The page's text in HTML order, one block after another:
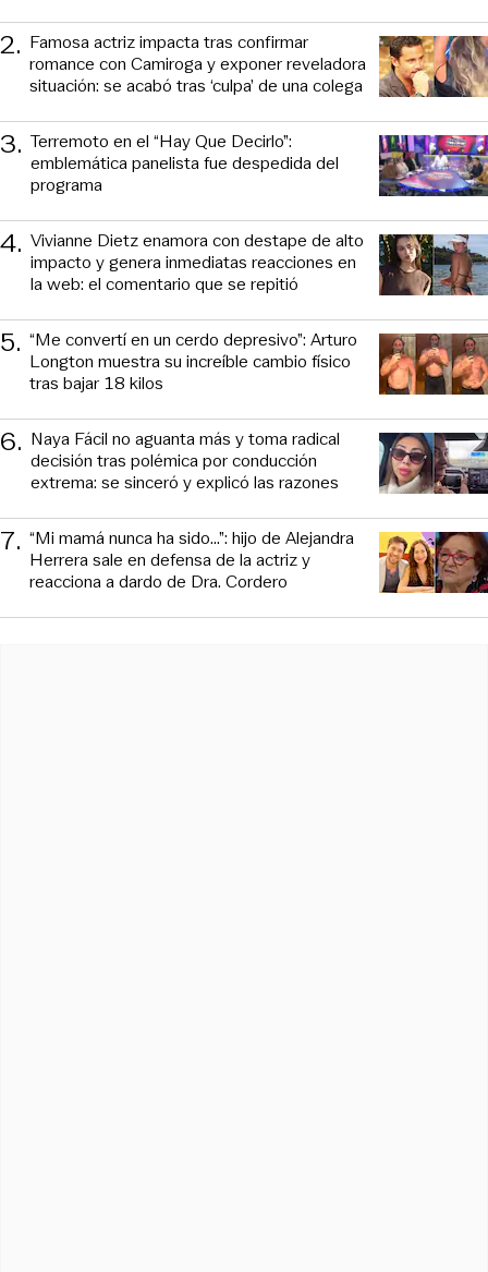
2. Famosa actriz impacta tras confirmar
romance con Camiroga y exponer reveladora
situación: se acabó tras ‘culpa’ de una colega
3. Terremoto en el “Hay Que Decirlo”:
emblemática panelista fue despedida del
programa
4. Vivianne Dietz enamora con destape de alto
impacto y genera inmediatas reacciones en
la web: el comentario que se repitió
5. “Me convertí en un cerdo depresivo”: Arturo
Longton muestra su increíble cambio físico
tras bajar 18 kilos
6. Naya Fácil no aguanta más y toma radical
decisión tras polémica por conducción
extrema: se sinceró y explicó las razones
7. “Mi mamá nunca ha sido...”: hijo de Alejandra
Herrera sale en defensa de la actriz y
reacciona a dardo de Dra. Cordero